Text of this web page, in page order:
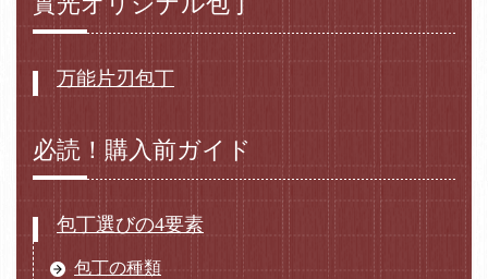
万能片刃包丁
必読！購入前ガイド
包丁選びの4要素
包丁の種類